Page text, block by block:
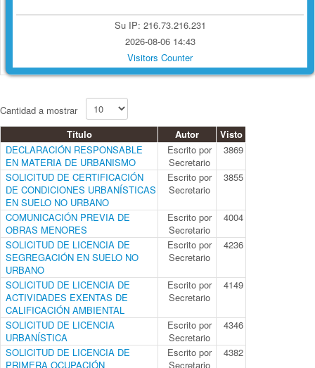
Su IP: 216.73.216.231
2026-08-06 14:43
Visitors Counter
Cantidad a mostrar
Título
Autor
Visto
DECLARACIÓN RESPONSABLE
EN MATERIA DE URBANISMO
Escrito por
Secretario
3869
SOLICITUD DE CERTIFICACIÓN
DE CONDICIONES URBANÍSTICAS
EN SUELO NO URBANO
Escrito por
Secretario
3855
COMUNICACIÓN PREVIA DE
OBRAS MENORES
Escrito por
Secretario
4004
SOLICITUD DE LICENCIA DE
SEGREGACIÓN EN SUELO NO
URBANO
Escrito por
Secretario
4236
SOLICITUD DE LICENCIA DE
ACTIVIDADES EXENTAS DE
CALIFICACIÓN AMBIENTAL
Escrito por
Secretario
4149
SOLICITUD DE LICENCIA
URBANÍSTICA
Escrito por
Secretario
4346
SOLICITUD DE LICENCIA DE
PRIMERA OCUPACIÓN
Escrito por
Secretario
4382